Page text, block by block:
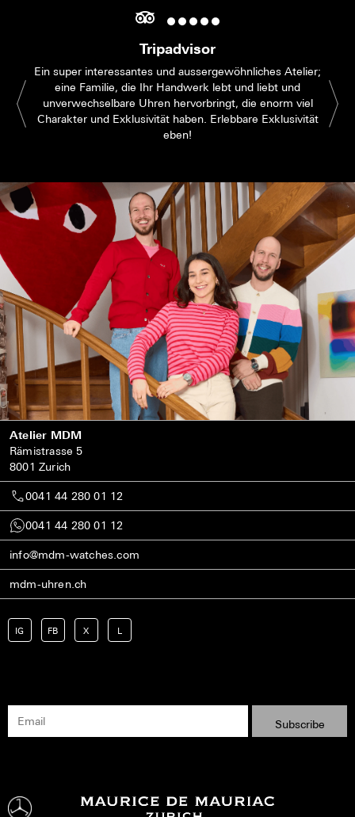
Tripadvisor
Ein super interessantes und aussergewöhnliches Atelier;
eine Familie, die Ihr Handwerk lebt und liebt und
unverwechselbare Uhren hervorbringt, die enorm viel
Charakter und Exklusivität haben. Erlebbare Exklusivität
eben!
Atelier MDM
Rämistrasse 5
8001 Zurich
0041 44 280 01 12
0041 44 280 01 12
info@mdm-watches.com
mdm-uhren.ch
IG FB X L